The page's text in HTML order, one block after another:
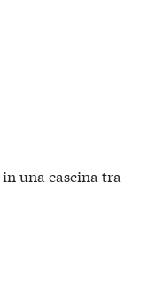
in una cascina tra